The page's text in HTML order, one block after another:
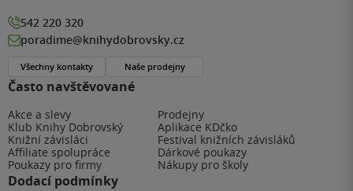
Často navštěvované
Akce a slevy
Prodejny
Klub Knihy Dobrovský
Aplikace KDčko
Knižní závisláci
Festival knižních závisláků
Affiliate spolupráce
Dárkové poukazy
Poukazy pro firmy
Nákupy pro školy
Dodací podmínky
542 220 320
poradime@knihydobrovsky.cz
Všechny kontakty Naše prodejny